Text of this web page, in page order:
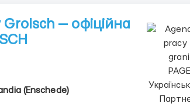
— офіційна
(Enschede)